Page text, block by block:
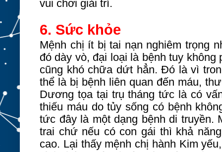
vui chơi giải trí.
6. Sức khỏe
Mệnh chị ít bị tai nạn nghiêm trọng
đó dày vò, đại loại là bệnh tuy
cũng khó chữa dứt hẳn. Đó là vì
thể là bị bệnh liên quan đến máu,
Dương tọa tại trụ tháng tức là có
thiếu máu do tủy sống có bệnh
tức đây là một dạng bệnh di truyền.
trai chứ nếu có con gái thì khả
cao. Lại thấy mệnh chị hành Kim